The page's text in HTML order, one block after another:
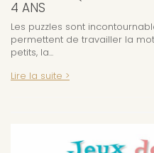
4 ANS
Les puzzles sont
permettent de travailler la
petits, la...
Lire la suite >